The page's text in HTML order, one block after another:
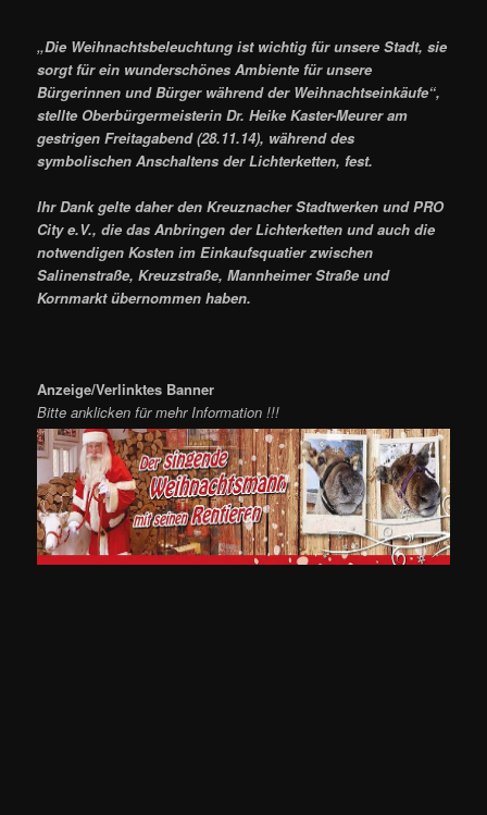
„Die Weihnachtsbeleuchtung ist wichtig für unsere Stadt, sie
sorgt für ein wunderschönes Ambiente für unsere
Bürgerinnen und Bürger während der Weihnachtseinkäufe“,
stellte Oberbürgermeisterin Dr. Heike Kaster-Meurer am
gestrigen Freitagabend (28.11.14), während des
symbolischen Anschaltens der Lichterketten, fest.
Ihr Dank gelte daher den Kreuznacher Stadtwerken und PRO
City e.V., die das Anbringen der Lichterketten und auch die
notwendigen Kosten im Einkaufsquatier zwischen
Salinenstraße, Kreuzstraße, Mannheimer Straße und
Kornmarkt übernommen haben.
Anzeige/Verlinktes Banner
Bitte anklicken für mehr Information !!!